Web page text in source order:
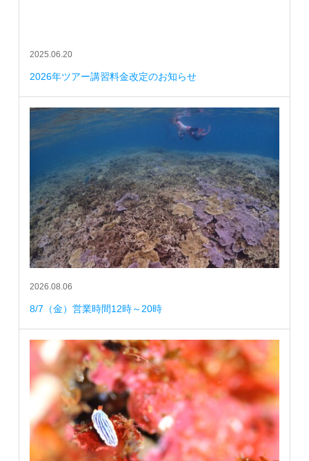
2025.06.20
2026年ツアー講習料金改定のお知らせ
2026.08.06
8/7（金）営業時間12時～20時